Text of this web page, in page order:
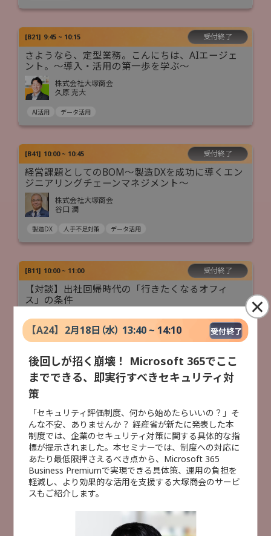
[B21] 9:45 ~ 10:15 受付終了
さようなら、定型業務。こんにちは、AIエージェ
ント。〜導入・活用の第一歩を学ぶ〜
株式会社大塚商会
久原 克大
AI活用 データ活用
[B41] 10:00 ~ 10:45 受付終了
経営課題としてのBOM～製造DXを成功に導くエン
ジニアリングチェーンマネジメント～
株式会社大塚商会
谷口 潤
製造DX 人手不足対策 データ活用
[B11] 10:00 ~ 11:00 受付終了
【対談】出社回帰時代の「行きたくなるオフィ
ス」の条件
フリー株式会社
佐々木 大輔 氏
豊田 健一 氏
業務DX
] 10:50 ~ 11:20 受付終了
AI活用の落とし穴？ 知っておきたい情報漏洩リス
クとセキュリティ対策
株式会社大塚商会
小林 未青
AI活用 セキュリティ対策
セミナー検索
特別セミナー AI活用 データ活用
業務DX
人手不足対策
ITインフラ整備
製造DX
建設DX
事例紹介
【A24】 2月18日（水） 13:40 ~ 14:10 受付終了
後回しが招く崩壊！ Microsoft 365でここ
までできる、即実行すべきセキュリティ対
策
「セキュリティ評価制度、何から始めたらいいの？」そ
んな不安、ありませんか？ 経産省が新たに発表した本
制度では、企業のセキュリティ対策に関する具体的な指
標が提示されました。本セミナーでは、制度への対応に
あたり最低限押さえるべき点から、Microsoft 365
Business Premiumで実現できる具体策、運用の負担を
軽減し、より効果的な活用を支援する大塚商会のサービ
スもご紹介します。
×